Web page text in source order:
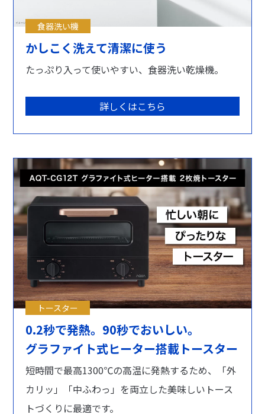
食器洗い機
かしこく洗えて清潔に使う
たっぷり入って使いやすい、食器洗い乾燥機。
詳しくはこちら
トースター
0.2秒で発熱。90秒でおいしい。
グラファイト式ヒーター搭載トースター
短時間で最高1300℃の高温に発熱するため、「外
カリッ」「中ふわっ」を両立した美味しいトース
トづくりに最適です。